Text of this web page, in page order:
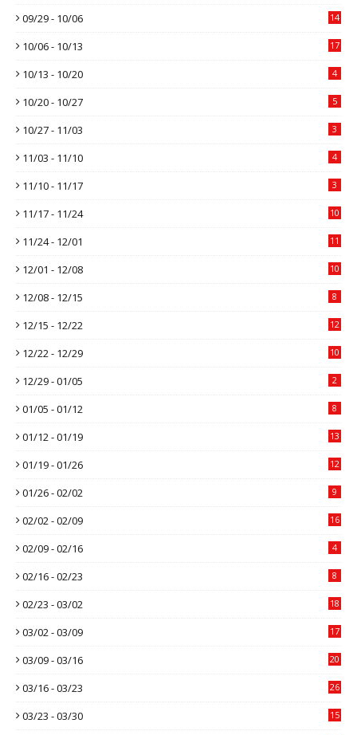
09/29 - 10/06 14
10/06 - 10/13 17
10/13 - 10/20 4
10/20 - 10/27 5
10/27 - 11/03 3
11/03 - 11/10 4
11/10 - 11/17 3
11/17 - 11/24 10
11/24 - 12/01 11
12/01 - 12/08 10
12/08 - 12/15 8
12/15 - 12/22 12
12/22 - 12/29 10
12/29 - 01/05 2
01/05 - 01/12 8
01/12 - 01/19 13
01/19 - 01/26 12
01/26 - 02/02 9
02/02 - 02/09 16
02/09 - 02/16 4
02/16 - 02/23 8
02/23 - 03/02 18
03/02 - 03/09 17
03/09 - 03/16 20
03/16 - 03/23 26
03/23 - 03/30 15